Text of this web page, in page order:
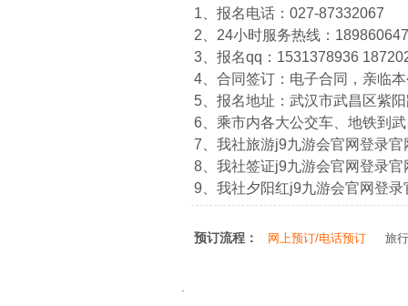
1、报名电话：027-87332067
2、24小时服务热线：
3、报名qq：1531378936
4、合同签订：电子合同，亲临
5、报名地址：武汉市武昌区紫
6、乘市内各大公交车、地铁到
7、我社旅游j9九游会官网登录
8、我社签证j9九游会官网登录
9、我社夕阳红j9九游会官网登
预订流程： 网上预订/电话预订 旅